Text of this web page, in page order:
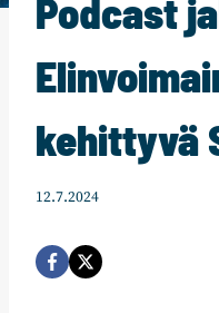
Podcast
kehittyvä
12.7.2024